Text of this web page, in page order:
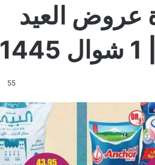
عروض العيد
55